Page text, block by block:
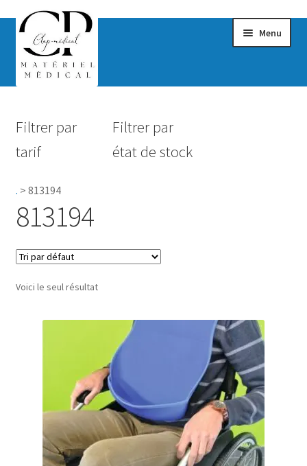
Menu
Hygiène
Accessoires Salle de bain
Filtrer par
tarif
Filtrer par
état de stock
. > 813194
813194
Voici le seul résultat